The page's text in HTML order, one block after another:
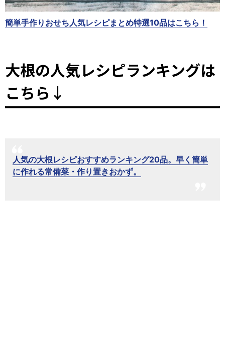
簡単手作りおせち人気レシピまとめ特選10品はこちら！
大根の人気レシピランキングは
こちら↓
人気の大根レシピおすすめランキング20品。早く簡単
に作れる常備菜・作り置きおかず。